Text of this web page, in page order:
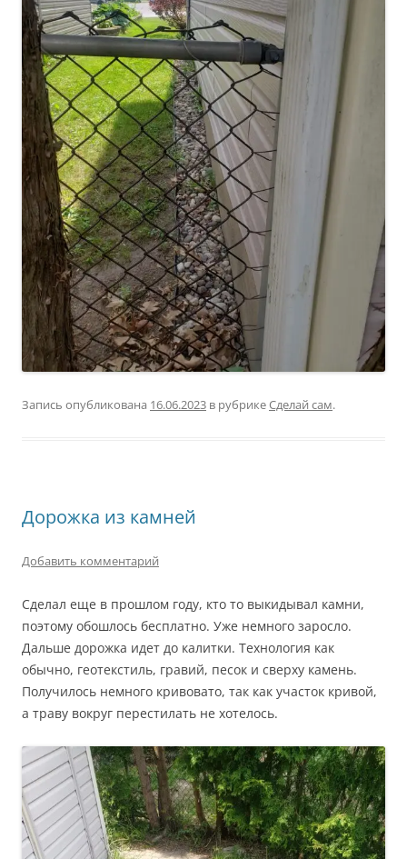
Запись опубликована 16.06.2023 в рубрикеСделай сам.
Дорожка из камней
Добавить комментарий
Сделал еще в прошлом году, кто то выкидывал камни,
поэтому обошлось бесплатно. Уже немного заросло.
Дальше дорожка идет до калитки. Технология как
обычно, геотекстиль, гравий, песок и сверху камень.
Получилось немного кривовато, так как участок кривой,
а траву вокруг перестилать не хотелось.